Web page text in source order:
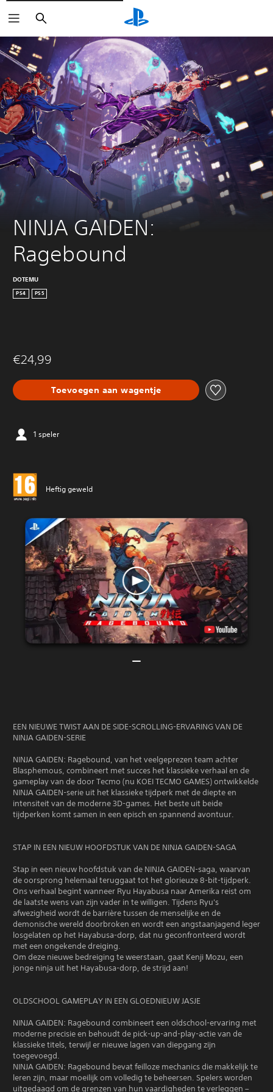
Zoeken
NINJA GAIDEN:
Ragebound
DOTEMU
PS4 PS5
€24,99
Toevoegen aan wagentje
1 speler
Heftig geweld
EEN NIEUWE TWIST AAN DE SIDE-SCROLLING-ERVARING VAN DE
NINJA GAIDEN-SERIE
NINJA GAIDEN: Ragebound, van het veelgeprezen team achter
Blasphemous, combineert met succes het klassieke verhaal en de
gameplay van de door Tecmo (nu KOEI TECMO GAMES) ontwikkelde
NINJA GAIDEN-serie uit het klassieke tijdperk met de diepte en
intensiteit van de moderne 3D-games. Het beste uit beide
tijdperken komt samen in een episch en spannend avontuur.
STAP IN EEN NIEUW HOOFDSTUK VAN DE NINJA GAIDEN-SAGA
Stap in een nieuw hoofdstuk van de NINJA GAIDEN-saga, waarvan
de oorsprong helemaal teruggaat tot het glorieuze 8-bit-tijdperk.
Ons verhaal begint wanneer Ryu Hayabusa naar Amerika reist om
de laatste wens van zijn vader in te willigen. Tijdens Ryu's
afwezigheid wordt de barrière tussen de menselijke en de
demonische wereld doorbroken en wordt een angstaanjagend leger
losgelaten op het Hayabusa-dorp, dat nu geconfronteerd wordt
met een ongekende dreiging.
Om deze nieuwe bedreiging te weerstaan, gaat Kenji Mozu, een
jonge ninja uit het Hayabusa-dorp, de strijd aan!
OLDSCHOOL GAMEPLAY IN EEN GLOEDNIEUW JASJE
NINJA GAIDEN: Ragebound combineert een oldschool-ervaring met
moderne precisie en behoudt de pick-up-and-play-actie van de
klassieke titels, terwijl er nieuwe lagen van diepgang zijn
toegevoegd.
NINJA GAIDEN: Ragebound bevat feilloze mechanics die makkelijk te
leren zijn, maar moeilijk om volledig te beheersen. Spelers worden
uitgedaagd om de grenzen van hun vaardigheden te verleggen –